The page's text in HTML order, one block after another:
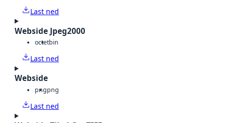
Last ned
Webside Jpeg2000
octetbin
Last ned
Webside
pngpng
Last ned